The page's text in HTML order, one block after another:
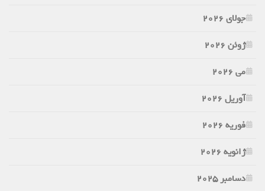
جولای 2026
ژوئن 2026
می 2026
آوریل 2026
فوریه 2026
ژانویه 2026
دسامبر 2025